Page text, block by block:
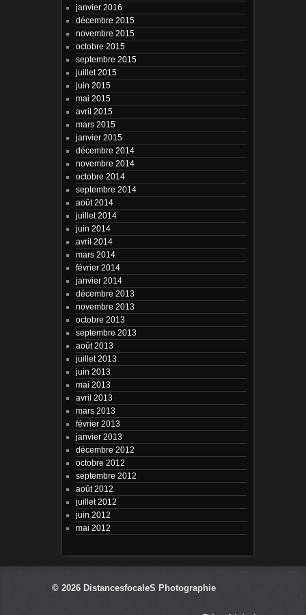
janvier 2016
décembre 2015
novembre 2015
octobre 2015
septembre 2015
juillet 2015
juin 2015
mai 2015
avril 2015
mars 2015
janvier 2015
décembre 2014
novembre 2014
octobre 2014
septembre 2014
août 2014
juillet 2014
juin 2014
avril 2014
mars 2014
février 2014
janvier 2014
décembre 2013
novembre 2013
octobre 2013
septembre 2013
août 2013
juillet 2013
juin 2013
mai 2013
avril 2013
mars 2013
février 2013
janvier 2013
décembre 2012
octobre 2012
septembre 2012
août 2012
juillet 2012
juin 2012
mai 2012
© 2026 DistancesfocaleS Photographie